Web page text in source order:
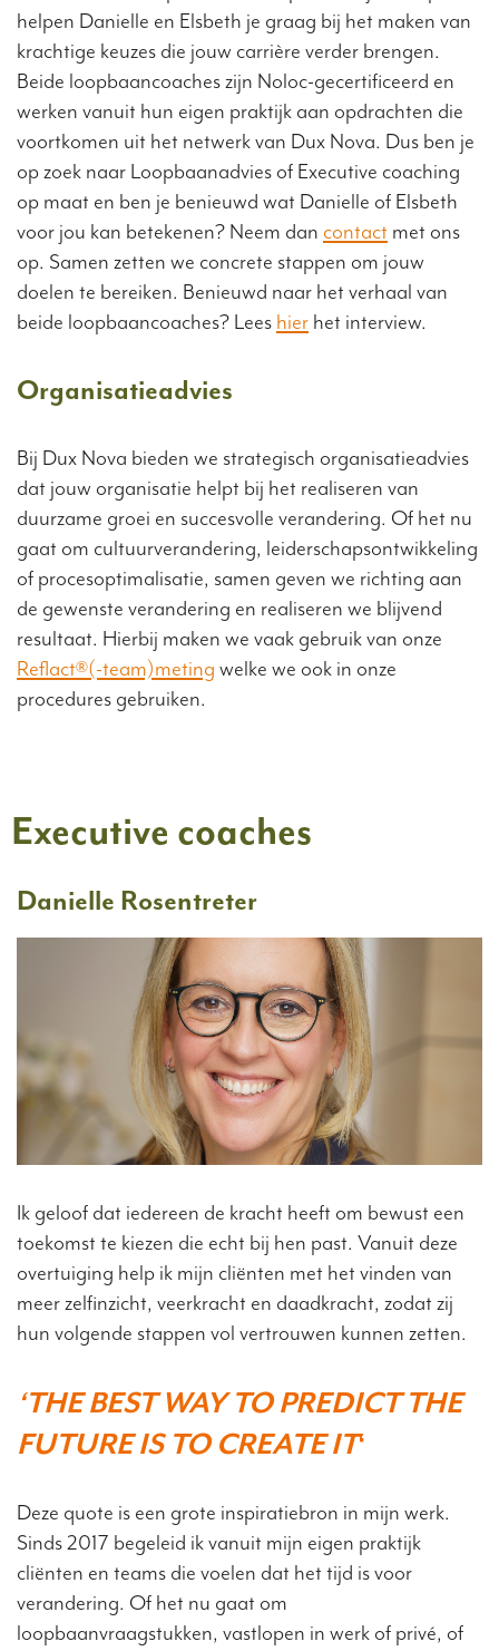
helpen Danielle en Elsbeth je graag bij het maken van
krachtige keuzes die jouw carrière verder brengen.
Beide loopbaancoaches zijn Noloc-gecertificeerd en
werken vanuit hun eigen praktijk aan opdrachten die
voortkomen uit het netwerk van Dux Nova. Dus ben je
op zoek naar Loopbaanadvies of Executive coaching
op maat en ben je benieuwd wat Danielle of Elsbeth
voor jou kan betekenen? Neem dan contact met ons
op. Samen zetten we concrete stappen om jouw
doelen te bereiken. Benieuwd naar het verhaal van
beide loopbaancoaches? Lees hier het interview.
Organisatieadvies
Bij Dux Nova bieden we strategisch organisatieadvies
dat jouw organisatie helpt bij het realiseren van
duurzame groei en succesvolle verandering. Of het nu
gaat om cultuurverandering, leiderschapsontwikkeling
of procesoptimalisatie, samen geven we richting aan
de gewenste verandering en realiseren we blijvend
resultaat. Hierbij maken we vaak gebruik van onze
Reflact®(-team)meting welke we ook in onze
procedures gebruiken.
Executive coaches
Danielle Rosentreter
Ik geloof dat iedereen de kracht heeft om bewust een
toekomst te kiezen die echt bij hen past. Vanuit deze
overtuiging help ik mijn cliënten met het vinden van
meer zelfinzicht, veerkracht en daadkracht, zodat zij
hun volgende stappen vol vertrouwen kunnen zetten.
‘THE BEST WAY TO PREDICT THE
FUTURE IS TO CREATE IT‘
Deze quote is een grote inspiratiebron in mijn werk.
Sinds 2017 begeleid ik vanuit mijn eigen praktijk
cliënten en teams die voelen dat het tijd is voor
verandering. Of het nu gaat om
loopbaanvraagstukken, vastlopen in werk of privé, of